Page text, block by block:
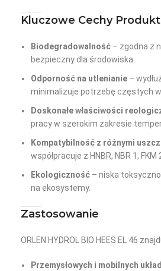
Kluczowe Cechy
Biodegradowalność – zgodna z
bezpieczny dla środowiska.
Odporność na utlenianie –
minimalizuje potrzebę częstych
Doskonałe właściwości
pracy w szerokim zakresie
Kompatybilność z różnymi
współpracuje z HNBR, NBR 1, FKM
Ekologiczność – niska
na ekosystemy.
Zastosowanie
ORLEN HYDROL BIO HEES EL 46
Przemysłowych i mobilnych